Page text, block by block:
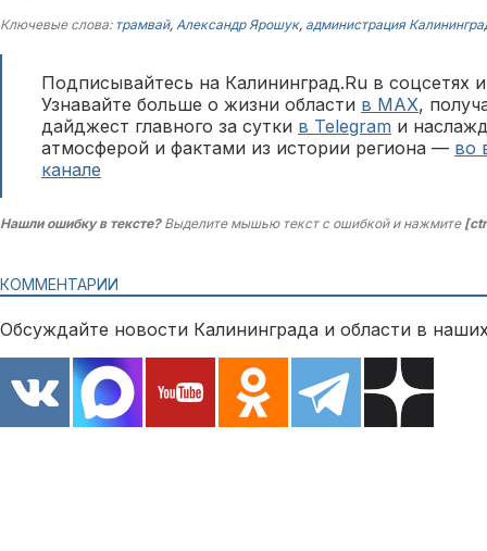
Ключевые слова: трамвай, Александр Ярошук, администрация
Подписывайтесь на Калининград.Ru в соцсетях
Узнавайте больше о жизни области в MAX,
дайджест главного за сутки в Telegram и
атмосферой и фактами из истории региона — во
канале
Нашли ошибку в тексте?Выделите мышью текст с ошибкой и нажмите
КОММЕНТАРИИ
Обсуждайте новости Калининграда и области в